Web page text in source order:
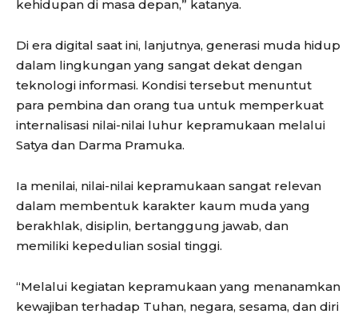
kehidupan di masa depan,” katanya.
Di era digital saat ini, lanjutnya, generasi muda hidup
dalam lingkungan yang sangat dekat dengan
teknologi informasi. Kondisi tersebut menuntut
para pembina dan orang tua untuk memperkuat
internalisasi nilai-nilai luhur kepramukaan melalui
Satya dan Darma Pramuka.
Ia menilai, nilai-nilai kepramukaan sangat relevan
dalam membentuk karakter kaum muda yang
berakhlak, disiplin, bertanggung jawab, dan
memiliki kepedulian sosial tinggi.
“Melalui kegiatan kepramukaan yang menanamkan
kewajiban terhadap Tuhan, negara, sesama, dan diri